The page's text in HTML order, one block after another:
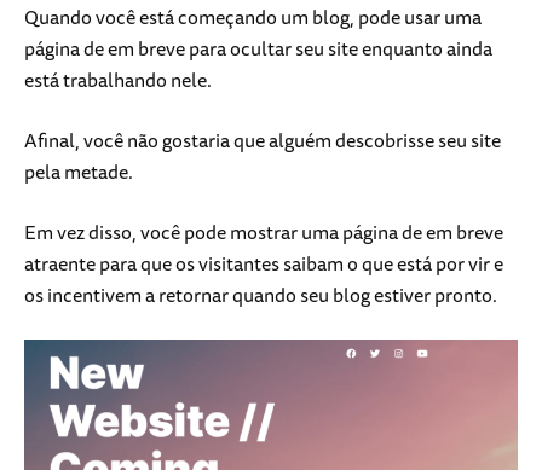
Quando você está começando um blog, pode usar uma
página de em breve para ocultar seu site enquanto ainda
está trabalhando nele.
Afinal, você não gostaria que alguém descobrisse seu site
pela metade.
Em vez disso, você pode mostrar uma página de em breve
atraente para que os visitantes saibam o que está por vir e
os incentivem a retornar quando seu blog estiver pronto.